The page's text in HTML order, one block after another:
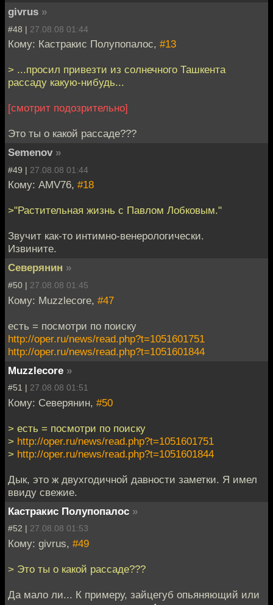
givrus »
#48 | 27.08.08 01:44
Кому: Кастракис Полупопалос, #13
> ...просил привезти из солнечного Ташкента
рассаду какую-нибудь...
[смотрит подозрительно]
Это ты о какой рассаде???
Semenov »
#49 | 27.08.08 01:44
Кому: AMV76, #18
>"Растительная жизнь с Павлом Лобковым."
Звучит как-то интимно-венерологически.
Извините.
Северянин »
#50 | 27.08.08 01:45
Кому: Muzzlecore, #47
есть = посмотри по поиску
http://oper.ru/news/read.php?t=1051601751
http://oper.ru/news/read.php?t=1051601844
Muzzlecore »
#51 | 27.08.08 01:51
Кому: Северянин, #50
> есть = посмотри по поиску
> http://oper.ru/news/read.php?t=1051601751
> http://oper.ru/news/read.php?t=1051601844
Дык, это ж двухгодичной давности заметки. Я имел
ввиду свежие.
Кастракис Полупопалос »
#52 | 27.08.08 01:53
Кому: givrus, #49
> Это ты о какой рассаде???
Да мало ли... К примеру, зайцегуб опьяняющий или